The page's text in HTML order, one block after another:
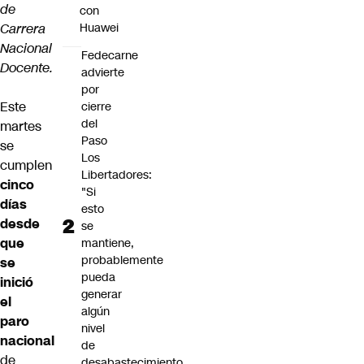
de
Carrera
Nacional
Docente.
Este
martes
se
cumplen
cinco
días
desde
que
se
inició
el
paro
nacional
de
con
Huawei
Fedecarne
advierte
por
cierre
del
Paso
Los
Libertadores:
"Si
esto
se
mantiene,
probablemente
pueda
generar
algún
nivel
de